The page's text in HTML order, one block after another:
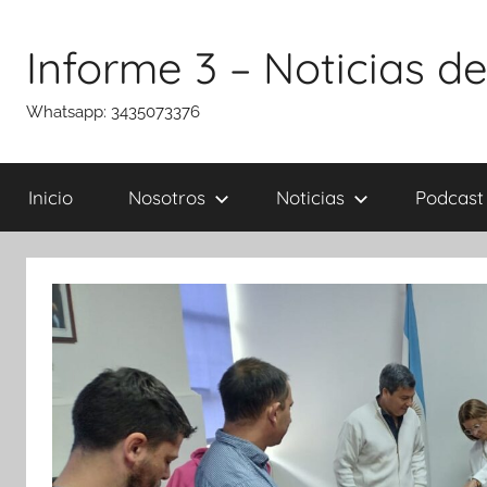
contenido
Informe 3 – Noticias
Whatsapp: 3435073376
Inicio Nosotros Noticias